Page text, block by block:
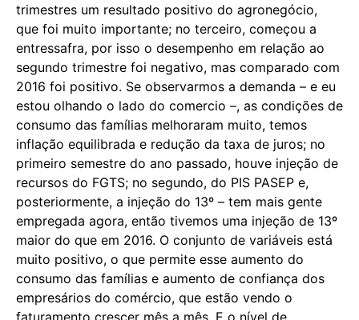
trimestres um resultado positivo do agronegócio,
que foi muito importante; no terceiro, começou a
entressafra, por isso o desempenho em relação ao
segundo trimestre foi negativo, mas comparado com
2016 foi positivo. Se observarmos a demanda – e eu
estou olhando o lado do comercio –, as condições de
consumo das famílias melhoraram muito, temos
inflação equilibrada e redução da taxa de juros; no
primeiro semestre do ano passado, houve injeção de
recursos do FGTS; no segundo, do PIS PASEP e,
posteriormente, a injeção do 13º – tem mais gente
empregada agora, então tivemos uma injeção de 13º
maior do que em 2016. O conjunto de variáveis está
muito positivo, o que permite esse aumento do
consumo das famílias e aumento de confiança dos
empresários do comércio, que estão vendo o
faturamento crescer mês a mês. E o nível de